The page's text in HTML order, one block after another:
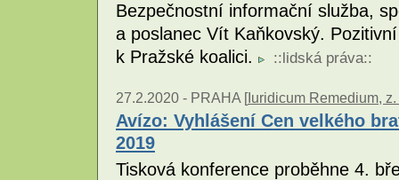
Bezpečnostní informační služba,
a poslanec Vít Kaňkovský.
k Pražské koalici.
::lidská práva::
27.2.2020 - PRAHA [Iuridicum Remedium, z.
Avízo: Vyhlášení Cen velkého
2019
Tisková konference proběhne 4.